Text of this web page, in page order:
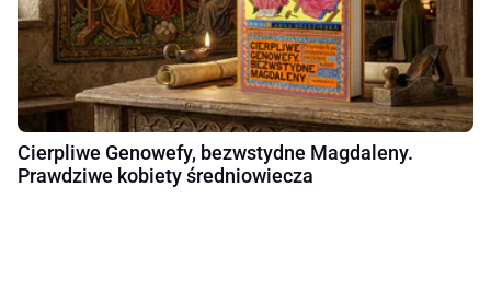
Cierpliwe Genowefy, bezwstydne Magdaleny.
Prawdziwe kobiety średniowiecza